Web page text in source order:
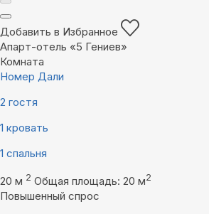
Добавить в Избранное
Апарт-отель «5 Гениев»
Комната
Номер Дали
2 гостя
1 кровать
1 спальня
20 м 2 Общая площадь: 20 м2
Повышенный спрос